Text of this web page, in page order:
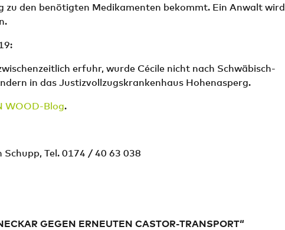
zu den benötigten Medikamenten bekommt. Ein Anwalt wird
erfuhr, wurde Cécile nicht nach Schwäbisch-
in das Justizvollzugskrankenhaus Hohenasperg.
WOOD-Blog.
Schupp, Tel. 0174 / 40 63 038
GEGEN ERNEUTEN CASTOR-TRANSPORT“